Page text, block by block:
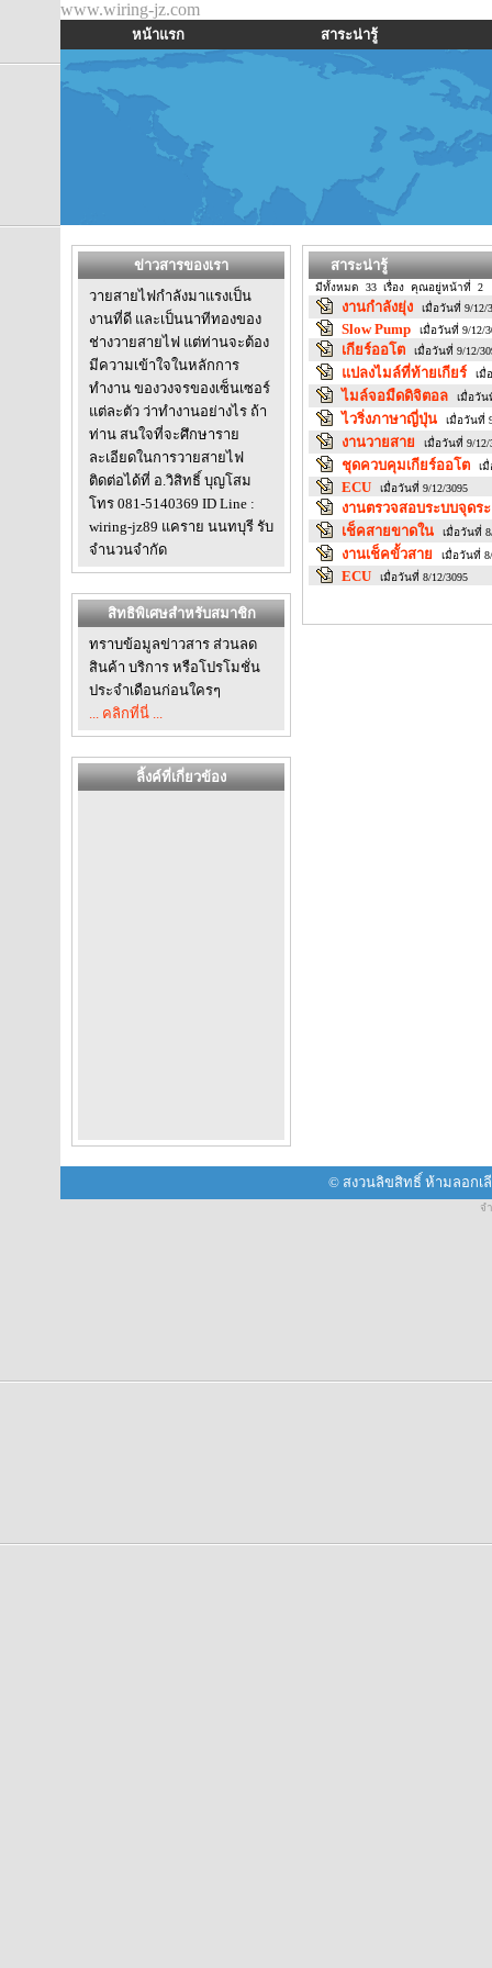
www.wiring-jz.com
หน้าแรก สาระน่ารู้
ข่าวสารของเรา
วายสายไฟกำลังมาแรงเป็น
งานที่ดี และเป็นนาทีทองของ
ช่างวายสายไฟ แต่ท่านจะต้อง
มีความเข้าใจในหลักการ
ทำงาน ของวงจรของเซ็นเซอร์
แต่ละตัว ว่าทำงานอย่างไร ถ้า
ท่าน สนใจที่จะศึกษาราย
ละเอียดในการวายสายไฟ
ติดต่อได้ที่ อ.วิสิทธิ์ บุญโสม
โทร 081-5140369 ID Line :
wiring-jz89 แคราย นนทบุรี รับ
จำนวนจำกัด
สิทธิพิเศษสำหรับสมาชิก
ทราบข้อมูลข่าวสาร ส่วนลด
สินค้า บริการ หรือโปรโมชั่น
ประจำเดือนก่อนใครๆ
... คลิกที่นี่ ...
ลิ้งค์ที่เกี่ยวข้อง
สาระน่ารู้
มีทั้งหมด 33 เรื่อง คุณอยู่หน้าที่ 2
งานกำลังยุ่ง เมื่อวันที่ 9/12/
Slow Pump เมื่อวันที่ 9/12/
เกียร์ออโต เมื่อวันที่ 9/12/
แปลงไมล์ที่ท้ายเกียร์ เมื่
ไมล์จอมืดดิจิตอล เมื่อวัน
ไวริ่งภาษาญี่ปุ่น เมื่อวันที่
งานวายสาย เมื่อวันที่ 9/12/
ชุดควบคุมเกียร์ออโต เ
ECU เมื่อวันที่ 9/12/3095
งานตรวจสอบระบบจุดระ
เช็คสายขาดใน
เมื่อวันที่
งานเช็คขั้วสาย เมื่อวันที่
ECU เมื่อวันที่ 8/12/3095
© สงวนลิขสิทธิ์ ห้ามลอกเ